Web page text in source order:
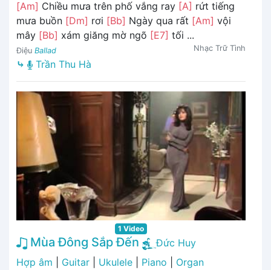
[Am] Chiều mưa trên phố vắng ray [A] rứt tiếng
mưa buồn [Dm] rơi [Bb] Ngày qua rất [Am] vội
mây [Bb] xám giăng mờ ngõ [E7] tối ...
Điệu Ballad Nhạc Trữ Tình
⤷ Trần Thu Hà
1 Video
Mùa Đông Sắp Đến
Đức Huy
Hợp âm
Guitar Ukulele Piano
Organ